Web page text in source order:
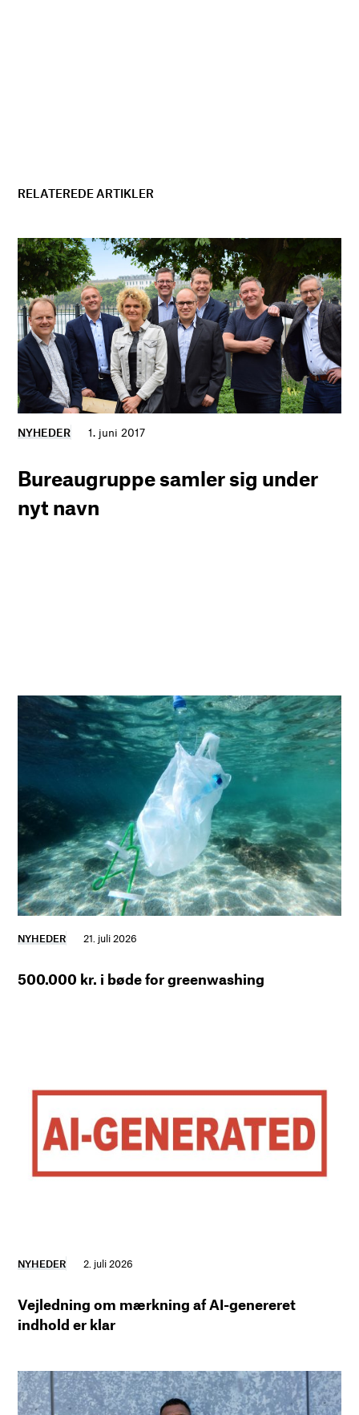
RELATEREDE ARTIKLER
NYHEDER 1. juni 2017
Bureaugruppe samler sig under
nyt navn
NYHEDER 21. juli 2026
500.000 kr. i bøde for greenwashing
NYHEDER 2. juli 2026
Vejledning om mærkning af AI-genereret
indhold er klar